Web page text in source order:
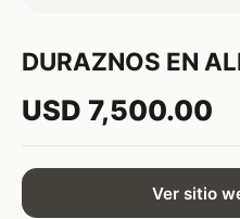
DURAZNOS EN
USD 7,500.00
Ver sitio